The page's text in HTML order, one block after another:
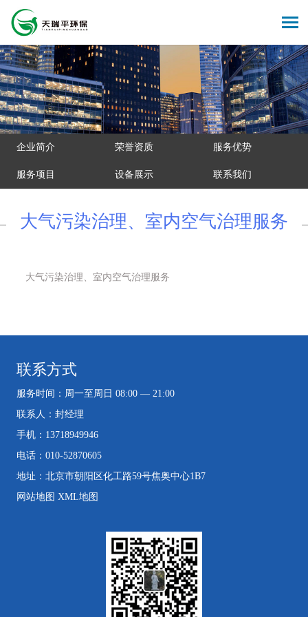
企业简介 荣誉资质 服务优势
服务项目 设备展示 联系我们
大气污染治理、室内空气治理服务
大气污染治理、室内空气治理服务
联系方式
服务时间：周一至周日 08:00 — 21:00
联系人：封经理
手机：13718949946
电话：010-52870605
地址：北京市朝阳区化工路59号焦奥中心1B7
网站地图 XML地图